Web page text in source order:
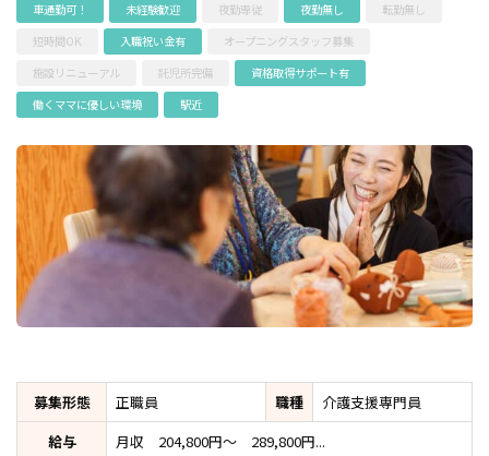
車通勤可！ 未経験歓迎 夜勤専従 夜勤無し
転勤無し
短時間OK
入職祝い金有
オープニングスタッフ募集
施設リニューアル
託児所完備
資格取得サポート有
働くママに優しい環境
駅近
募集形態 正職員 職種
介護支援専門員
給与
月収 204,800円～ 289,800円...